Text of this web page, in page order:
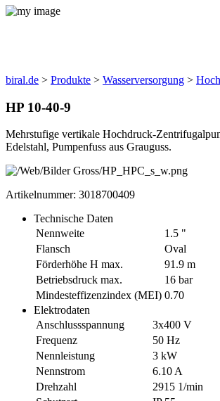
biral.de > Produkte > Wasserversorgung >
HP 10-40-9
Mehrstufige vertikale Hochdruck-
Edelstahl, Pumpenfuss aus Grauguss.
Artikelnummer: 3018700409
Technische Daten
Nennweite
1.5 "
Flansch
Oval
Förderhöhe H max.
91.9 m
Betriebsdruck max.
16 bar
Mindesteffizenzindex (MEI) 0.70
Elektrodaten
Anschlussspannung
3x400 V
Frequenz
50 Hz
Nennleistung
3 kW
Nennstrom
6.10 A
Drehzahl
2915 1/min